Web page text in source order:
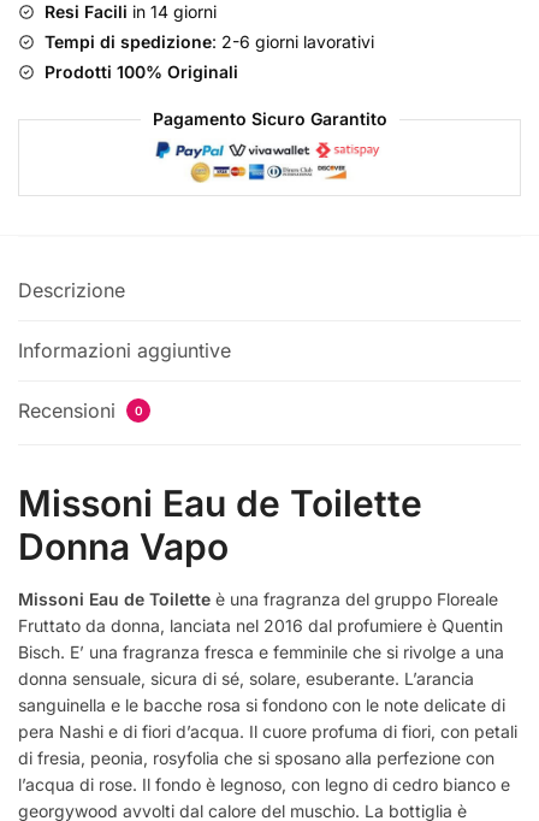
Resi Facili in 14 giorni
Tempi di spedizione: 2-6 giorni lavorativi
Prodotti 100% Originali
Pagamento Sicuro Garantito
Descrizione
Informazioni aggiuntive
Recensioni 0
Missoni Eau de Toilette
Donna Vapo
Missoni Eau de Toilette è una fragranza del gruppo Floreale
Fruttato da donna, lanciata nel 2016 dal profumiere è Quentin
Bisch. E’ una fragranza fresca e femminile che si rivolge a una
donna sensuale, sicura di sé, solare, esuberante. L’arancia
sanguinella e le bacche rosa si fondono con le note delicate di
pera Nashi e di fiori d’acqua. Il cuore profuma di fiori, con petali
di fresia, peonia, rosyfolia che si sposano alla perfezione con
l’acqua di rose. Il fondo è legnoso, con legno di cedro bianco e
georgywood avvolti dal calore del muschio. La bottiglia è